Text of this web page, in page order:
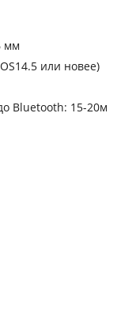
мм
или новее)
Bluetooth: 15-20м